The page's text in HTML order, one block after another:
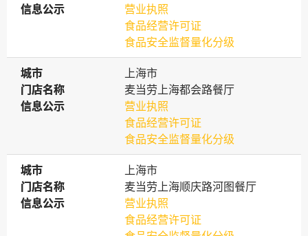
信息公示
信息公示
营业执照
食品经营许可证
食品安全监督量化分级
城市
城市
上海市
门店名称
门店名称
麦当劳上海都会路餐厅
信息公示
信息公示
营业执照
食品经营许可证
食品安全监督量化分级
城市
城市
上海市
门店名称
门店名称
麦当劳上海顺庆路河图餐厅
信息公示
信息公示
营业执照
食品经营许可证